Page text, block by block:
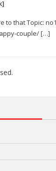
to that Topic:
couple/ […]